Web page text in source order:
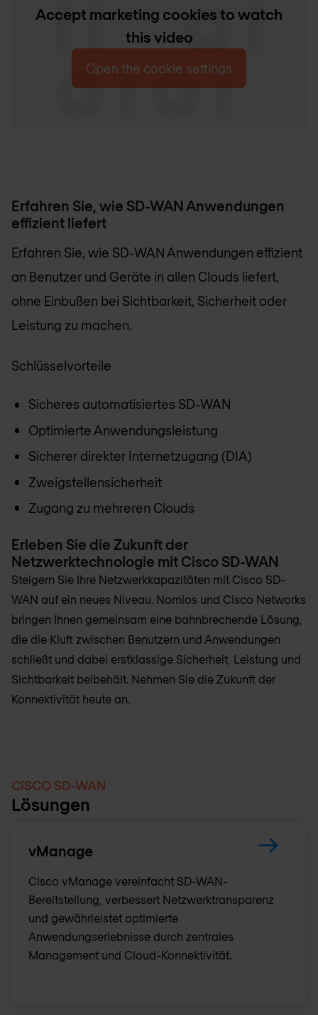
Accept marketing cookies to watch
this video
Open the cookie settings
Erfahren Sie, wie SD-WAN Anwendungen
effizient liefert
Erfahren Sie, wie SD-WAN Anwendungen effizient
an Benutzer und Geräte in allen Clouds liefert,
ohne Einbußen bei Sichtbarkeit, Sicherheit oder
Leistung zu machen.
Schlüsselvorteile
Sicheres automatisiertes SD-WAN
Optimierte Anwendungsleistung
Sicherer direkter Internetzugang (DIA)
Zweigstellen­sicherheit
Zugang zu mehreren Clouds
Erleben Sie die Zukunft der
Netzwerktechnologie mit Cisco SD-WAN
Steigern Sie Ihre Netzwerkkapazitäten mit Cisco SD-
WAN auf ein neues Niveau. Nomios und Cisco Networks
bringen Ihnen gemeinsam eine bahnbrechende Lösung,
die die Kluft zwischen Benutzern und Anwendungen
schließt und dabei erstklassige Sicherheit, Leistung und
Sichtbarkeit beibehält. Nehmen Sie die Zukunft der
Konnektivität heute an.
CISCO SD-WAN
Lösungen
vManage
Cisco vManage vereinfacht SD-WAN-
Bereitstellung, verbessert Netzwerktransparenz
und gewährleistet optimierte
Anwendungserlebnisse durch zentrales
Management und Cloud-Konnektivität.